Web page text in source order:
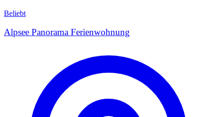
Beliebt
Alpsee Panorama Ferienwohnung